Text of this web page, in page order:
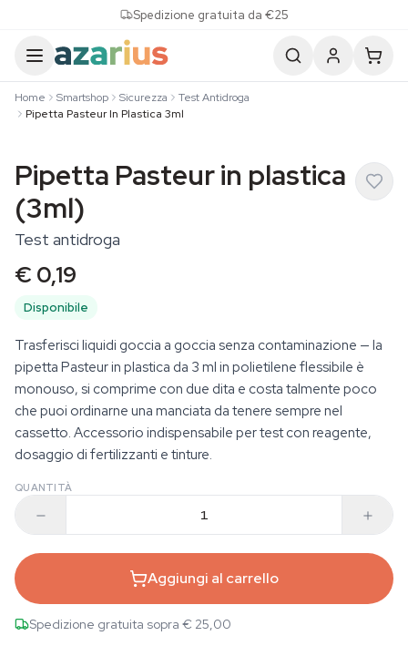
Spedizione gratuita da €25
Home Smartshop Sicurezza
Test Antidroga
Pipetta Pasteur In Plastica 3ml
Pipetta Pasteur in plastica
(3ml)
Test antidroga
€ 0,19
Disponibile
Trasferisci liquidi goccia a goccia senza contaminazione — la
pipetta Pasteur in plastica da 3 ml in polietilene flessibile è
monouso, si comprime con due dita e costa talmente poco
che puoi ordinarne una manciata da tenere sempre nel
cassetto. Accessorio indispensabile per test con reagente,
dosaggio di fertilizzanti e tinture.
QUANTITÀ
Aggiungi al carrello
Spedizione gratuita sopra € 25,00